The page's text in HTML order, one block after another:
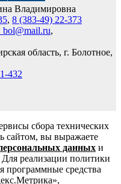
Владимировна
, 8 (383-49) 22-373
,
область, г. Болотное,
432
сбора технических
сайтом, вы выражаете
данных и
реализации политики
программные средства